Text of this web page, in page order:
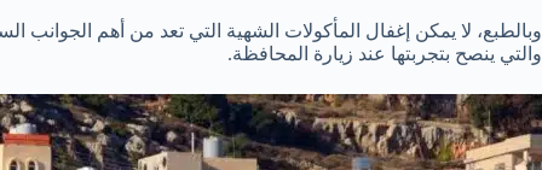
وبالطبع، لا يمكن إغفال المأكولات الشهية التي تعد من أهم الجوانب
والتي ينصح بتجربتها عند زيارة المحافظة.